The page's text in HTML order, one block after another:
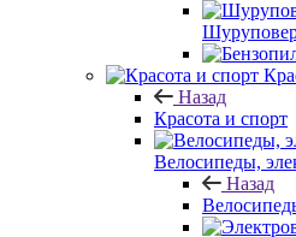
Назад
Красота и спорт
Велосипеды,
Назад